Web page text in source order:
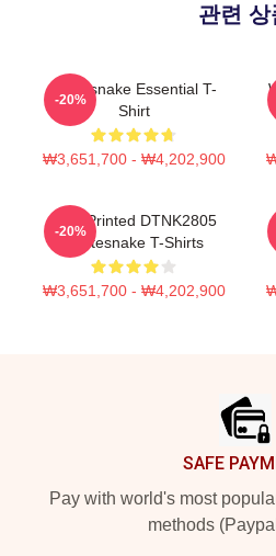
관련 상
Whitesnake Essential T-
Shirt
₩3,651,700 - ₩4,202,900
-20%
New Printed DTNK2805
Whitesnake T-Shirts
₩3,651,700 - ₩4,202,900
-20%
SAFE
Pay with world's most
methods